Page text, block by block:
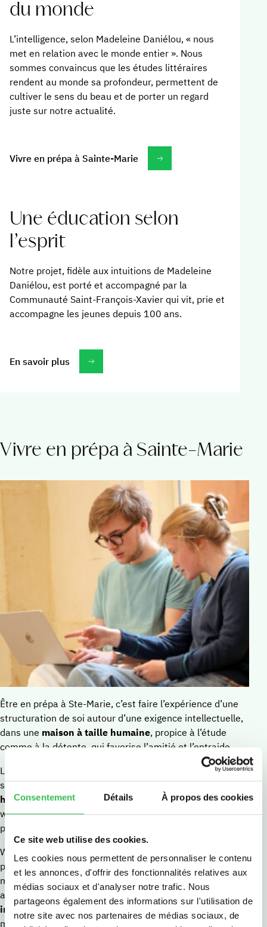
Consentement Détails À propos des cookies
Ce site web utilise des cookies.
Les cookies nous permettent de personnaliser le contenu
et les annonces, d'offrir des fonctionnalités relatives aux
médias sociaux et d'analyser notre trafic. Nous
partageons également des informations sur l'utilisation de
notre site avec nos partenaires de médias sociaux, de
du monde
L’intelligence, selon Madeleine Daniélou, « nous
met en relation avec le monde entier ». Nous
sommes convaincus que les études littéraires
rendent au monde sa profondeur, permettent de
cultiver le sens du beau et de porter un regard
juste sur notre actualité.
Vivre en prépa à Sainte-Marie
Une éducation selon
l’esprit
Notre projet, fidèle aux intuitions de Madeleine
Daniélou, est porté et accompagné par la
Communauté Saint-François-Xavier qui vit, prie et
accompagne les jeunes depuis 100 ans.
En savoir plus
Vivre en prépa à Sainte-Marie
Être en prépa à Ste-Marie, c’est faire l’expérience d’une
structuration de soi autour d’une exigence intellectuelle,
dans une maison à taille humaine, propice à l’étude
comme à la détente, qui favorise l’amitié et l’entraide.
La prépa se met en quatre pour ses étudiants : le cadre
structurant et équilibré de l’internat-externé, des
horaires bien pensés
(prépa ouverte de 7h30 à 22h, le
week-end et les petites vacances), lesuivi personnalisé,
permettent à chacun de cultiver son excellence propre.
Week-end de rentrée, voyage d’études, matinées
philosophiques, conférences et sessions, hypospectacle,
mais aussi propositions théologiques et spirituelles :
autant de manières de
vivre la prépa littéraire
intégralement
– et de développer de mille et une
manières la cohésion entre les étudiants.